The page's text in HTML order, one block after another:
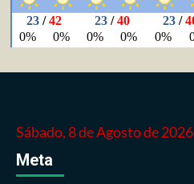
Sábado, 8 de Agosto de 2026
Meta